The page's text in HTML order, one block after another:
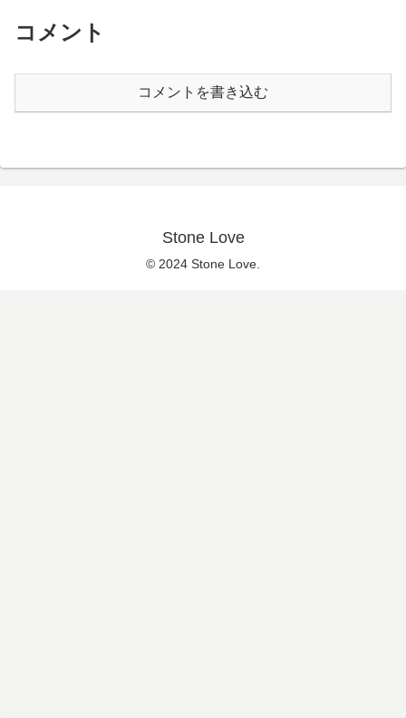
コメント
コメントを書き込む
Stone Love
© 2024 Stone Love.